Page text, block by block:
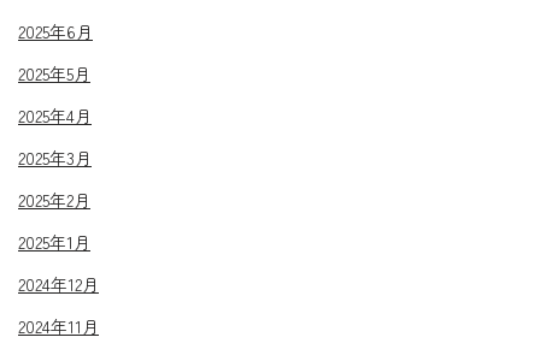
2025年6月
2025年5月
2025年4月
2025年3月
2025年2月
2025年1月
2024年12月
2024年11月